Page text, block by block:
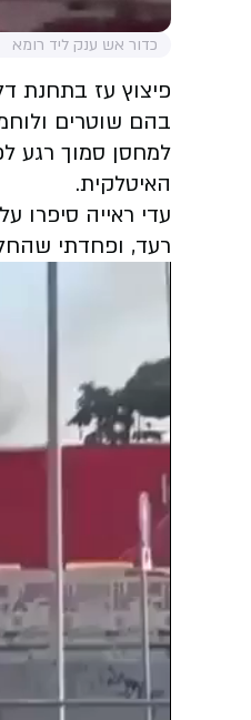
כדור אש ענק ליד רומא
בהם שוטרים
למחסן סמוך רגע
האיטלקית.
עדי ראייה סיפרו
רעד, ופחדתי